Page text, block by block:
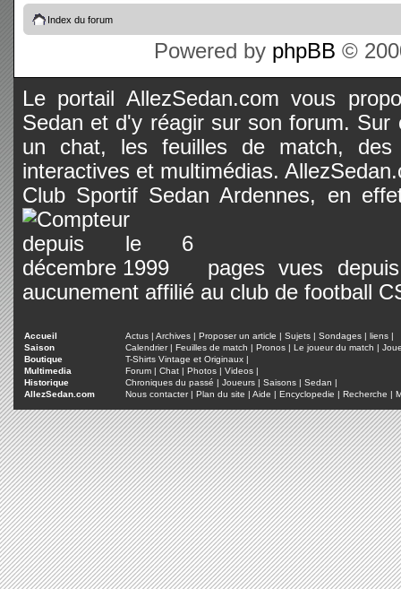
Index du forum
Powered by phpBB ©
Le portail AllezSedan.com vous
Sedan et d'y réagir sur son forum.
un chat, les feuilles de match, des
interactives et multimédias.
Club Sportif Sedan Ardennes, en
pages vues
aucunement affilié au club de football
Accueil Actus | Archives | Proposer un article | Sujets | Sondages | liens |
Saison
Calendrier| Feuilles de match | Pronos | Le joueur du match |
Boutique
T-Shirts Vintage et Originaux |
Multimedia
Forum | Chat | Photos | Videos |
Historique
Chroniques du passé | Joueurs | Saisons | Sedan |
AllezSedan.com
Nous contacter| Plan du site | Aide | Encyclopedie | Recherche |